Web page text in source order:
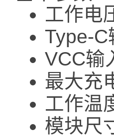
工作电
Type-C
VCC输
最大充
工作温
模块尺